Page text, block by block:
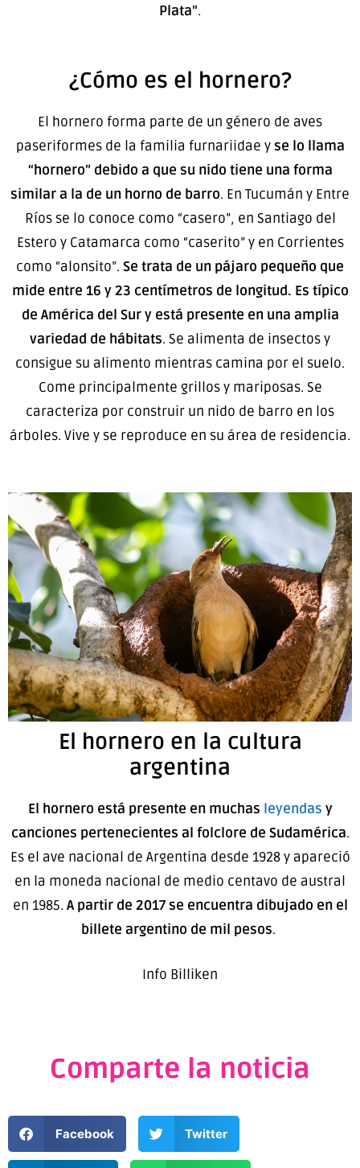
Plata”.
¿Cómo es el hornero?
El hornero forma parte de un género de aves
paseriformes de la familia furnariidae y se lo llama
“hornero” debido a que su nido tiene una forma
similar a la de un horno de barro. En Tucumán y Entre
Ríos se lo conoce como “casero”, en Santiago del
Estero y Catamarca como “caserito” y en Corrientes
como “alonsito”. Se trata de un pájaro pequeño que
mide entre 16 y 23 centímetros de longitud. Es típico
de América del Sur y está presente en una amplia
variedad de hábitats. Se alimenta de insectos y
consigue su alimento mientras camina por el suelo.
Come principalmente grillos y mariposas. Se
caracteriza por construir un nido de barro en los
árboles. Vive y se reproduce en su área de residencia.
El hornero en la cultura
argentina
El hornero está presente en muchas leyendas y
canciones pertenecientes al folclore de Sudamérica.
Es el ave nacional de Argentina desde 1928 y apareció
en la moneda nacional de medio centavo de austral
en 1985. A partir de 2017 se encuentra dibujado en el
billete argentino de mil pesos.
Info Billiken
Comparte la noticia
Facebook Twitter